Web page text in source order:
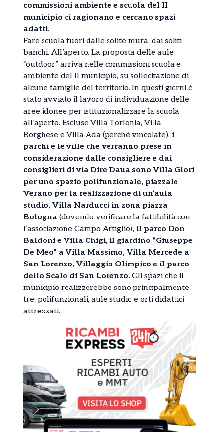
commissioni ambiente e scuola del II
municipio ci ragionano e cercano spazi
adatti.
Fare scuola fuori dalle solite mura, dai soliti
banchi. All’aperto. La proposta delle aule
“outdoor” arriva nelle commissioni scuola e
ambiente del II municipio, su sollecitazione di
alcune famiglie del territorio. In questi giorni è
stato avviato il lavoro di individuazione delle
aree idonee per istituzionalizzare la scuola
all’aperto. Escluse Villa Torlonia, Villa
Borghese e Villa Ada (perché vincolate), i
parchi e le ville che verranno prese in
considerazione dalle consigliere e dai
consiglieri di via Dire Daua sono Villa Glori
per uno spazio polifunzionale, piazzale
Verano per la realizzazione di un’aula
studio, Villa Narducci in zona piazza
Bologna (dovendo verificare la fattibilità con
l’associazione Campo Artiglio), il parco Don
Baldoni e Villa Chigi, il giardino “Giuseppe
De Meo” a Villa Massimo, Villa Mercede a
San Lorenzo, Villaggio Olimpico e il parco
dello Scalo di San Lorenzo. Gli spazi che il
municipio realizzerebbe sono principalmente
tre: polifunzionali, aule studio e orti didattici
attrezzati.